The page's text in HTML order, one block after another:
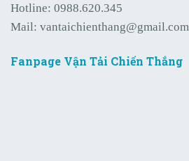
Hotline: 0988.620.345
Mail: vantaichienthang@gmail.com
Fanpage Vận Tải Chiến Thắng